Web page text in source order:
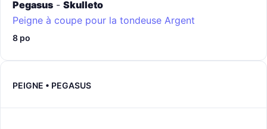
Pegasus - Skulleto
Peigne à coupe pour la tondeuse Argent
8 po
PEIGNE • PEGASUS